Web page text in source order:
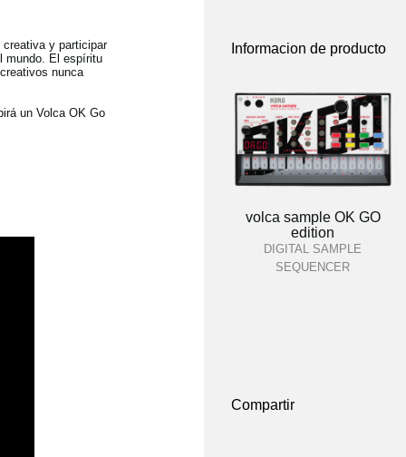
y participar
mundo. El espíritu
nunca
un Volca OK Go
Informacion de producto
volca sample OK GO
edition
DIGITAL SAMPLE
SEQUENCER
Compartir